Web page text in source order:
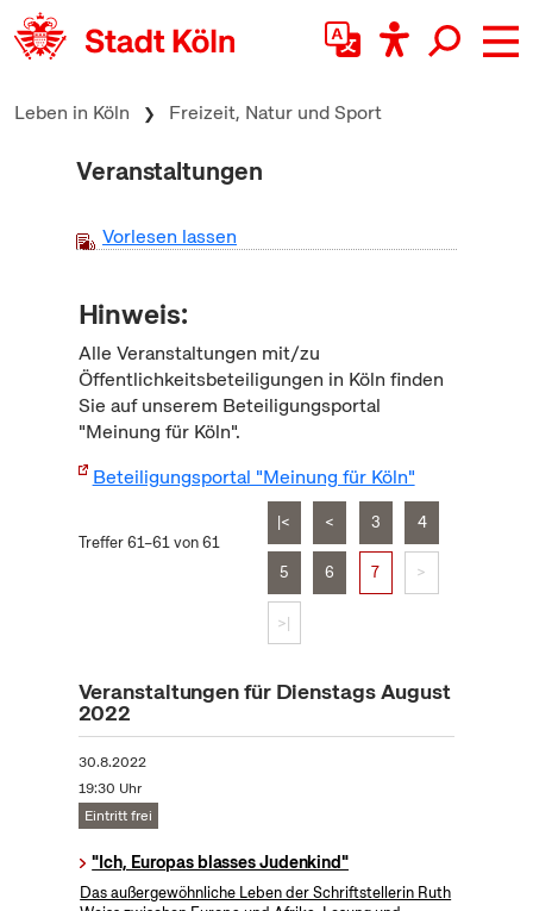
zum Inhalt springen
Leben in Köln Freizeit, Natur und Sport
Veranstaltungen
Vorlesen lassen
Hinweis:
Alle Veranstaltungen mit/zu
Öffentlichkeitsbeteiligungen in Köln finden
Sie auf unserem Beteiligungsportal
"Meinung für Köln".
Beteiligungsportal "Meinung für Köln"
Treffer 61–61 von 61
|< < 3 4
5 6 7 >
>|
Veranstaltungen für Dienstags August
2022
30.8.2022
19:30 Uhr
Eintritt frei
"Ich, Europas blasses Judenkind"
Das außergewöhnliche Leben der Schriftstellerin Ruth